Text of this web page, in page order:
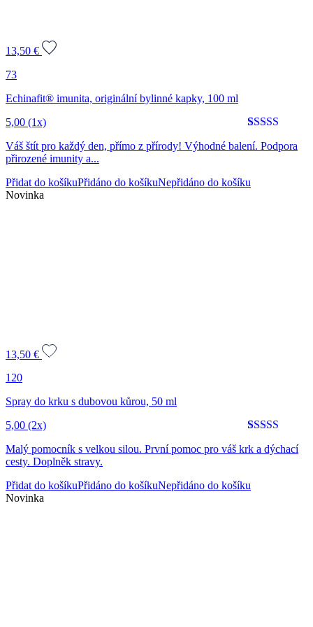
13,50 €
73
Echinafit® imunita, originální bylinné kapky, 100 ml
z 5 na
zákazníka
5,00 (1x)
Váš štít pro každý den, přímo z přírody! Výhodné balení. Podpora
přirozené imunity a...
Přidat do košíkuPřidáno do košíkuNepřidáno do košíku
Novinka
13,50 €
120
Spray do krku s dubovou kůrou, 50 ml
Hodnoceno
z 5 na
zákazníků
5,00 (2x)
Malý pomocník s velkou silou. První pomoc pro váš krk a dýchací
cesty. Doplněk stravy.
Přidat do košíkuPřidáno do košíkuNepřidáno do košíku
Novinka